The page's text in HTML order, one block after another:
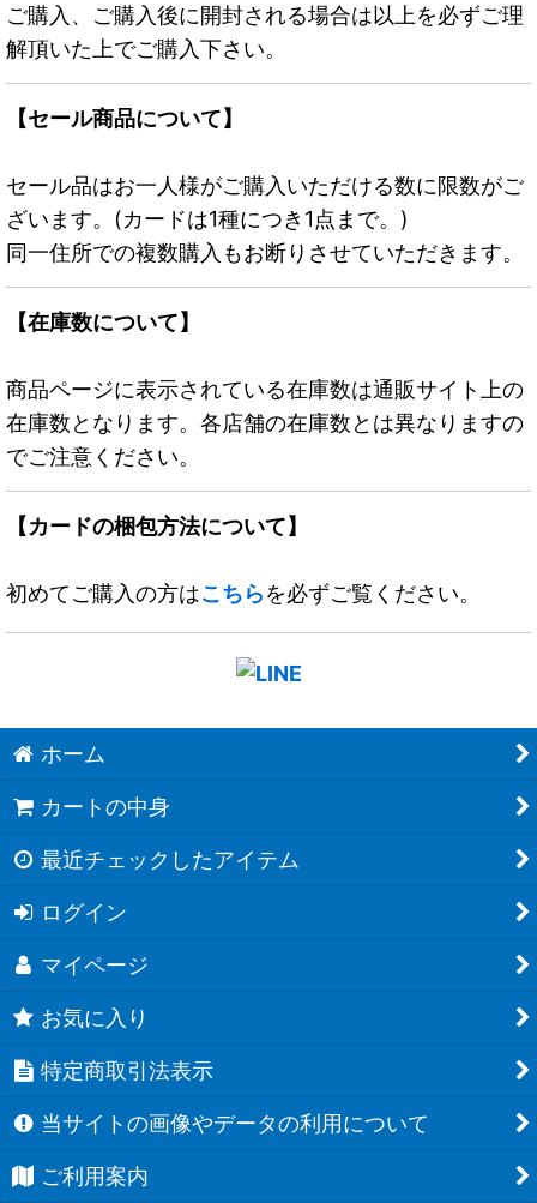
ご購入、ご購入後に開封される場合は以上を必ずご理
解頂いた上でご購入下さい。
【セール商品について】
セール品はお一人様がご購入いただける数に限数がご
ざいます。(カードは1種につき1点まで。)
同一住所での複数購入もお断りさせていただきます。
【在庫数について】
商品ページに表示されている在庫数は通販サイト上の
在庫数となります。各店舗の在庫数とは異なりますの
でご注意ください。
【カードの梱包方法について】
初めてご購入の方はこちらを必ずご覧ください。
ホーム
カートの中身
最近チェックしたアイテム
ログイン
マイページ
お気に入り
特定商取引法表示
当サイトの画像やデータの利用について
ご利用案内